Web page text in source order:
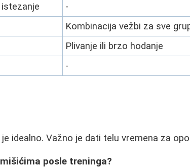
-
Kombinacija vežbi za sve
Plivanje ili brzo hodanje
-
idealno. Važno je dati telu vremena za
posle treninga?